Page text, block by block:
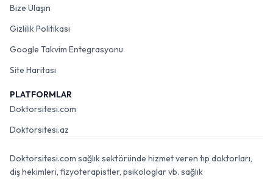
Bize Ulaşın
Gizlilik Politikası
Google Takvim Entegrasyonu
Site Haritası
PLATFORMLAR
Doktorsitesi.com
Doktorsitesi.az
Doktorsitesi.com sağlık sektöründe hizmet veren tıp doktorları,
diş hekimleri, fizyoterapistler, psikologlar vb. sağlık